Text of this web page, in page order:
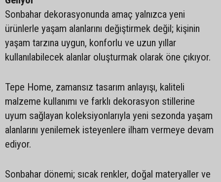
Sonbahar dekorasyonunda amaç yalnızca yeni
ürünlerle yaşam alanlarını değiştirmek değil; kişinin
yaşam tarzına uygun, konforlu ve uzun yıllar
kullanılabilecek alanlar oluşturmak olarak öne çıkıyor.
Tepe Home, zamansız tasarım anlayışı, kaliteli
malzeme kullanımı ve farklı dekorasyon stillerine
uyum sağlayan koleksiyonlarıyla yeni sezonda yaşam
alanlarını yenilemek isteyenlere ilham vermeye devam
ediyor.
Sonbahar dönemi; sıcak renkler, doğal materyaller ve